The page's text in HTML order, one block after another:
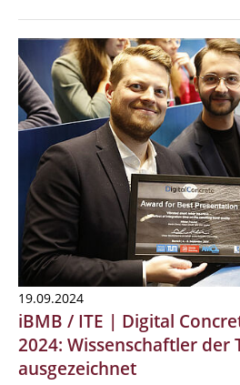
19.09.2024
iBMB / ITE | Digital
2024: Wissenschaftler der
ausgezeichnet